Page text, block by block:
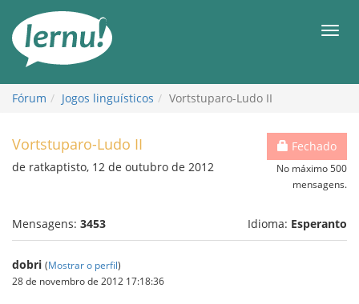
conteúdo
Fórum Jogos linguísticos Vortstuparo-Ludo II
Fechado
No máximo 500
mensagens.
Vortstuparo-Ludo II
de ratkaptisto, 12 de outubro de 2012
Mensagens: 3453 Idioma: Esperanto
dobri (Mostrar o perfil)
28 de novembro de 2012 17:18:36